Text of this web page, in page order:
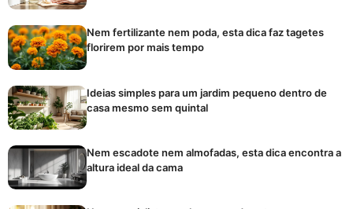
Nem fertilizante nem poda, esta dica faz tagetes
florirem por mais tempo
Ideias simples para um jardim pequeno dentro de
casa mesmo sem quintal
Nem escadote nem almofadas, esta dica encontra a
altura ideal da cama